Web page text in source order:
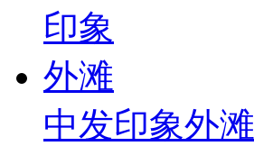
中发印象外滩